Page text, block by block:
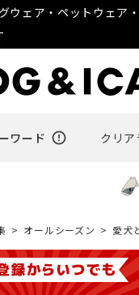
ウェア・ペットウェア
ワード error_outline クリア
オールシーズン 愛犬